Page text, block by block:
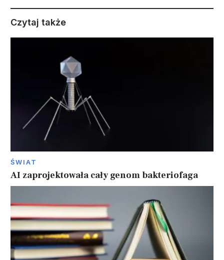
Czytaj także
ŚWIAT
AI zaprojektowała cały genom bakteriofaga